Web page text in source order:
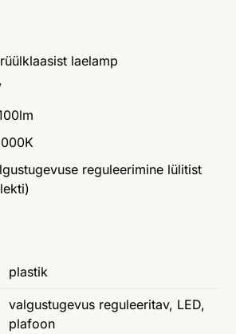
laelamp
reguleerimine lülitist
plastik
valgustugevus reguleeritav, LED,
plafoon